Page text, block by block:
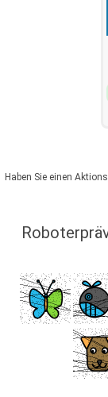
Haben Sie einen